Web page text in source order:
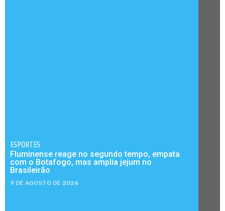
ESPORTES
Fluminense reage no segundo tempo, empata
com o Botafogo, mas amplia jejum no
Brasileirão
9 DE AGOSTO DE 2026